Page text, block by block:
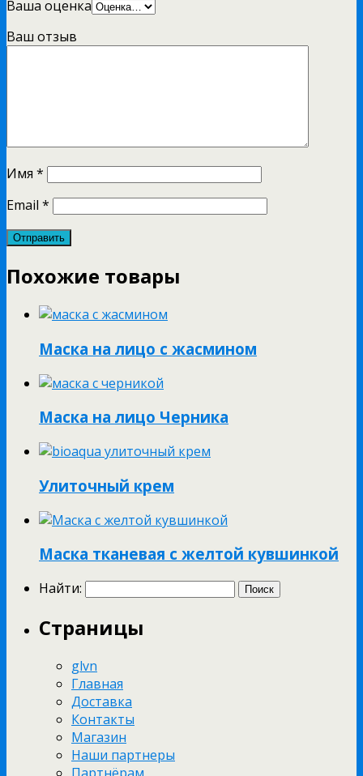
Ваша оценка
Ваш отзыв
Имя *
Email *
Похожие товары
Маска на лицо с жасмином
Маска на лицо Черника
Улиточный крем
Маска тканевая с желтой кувшинкой
Найти:
Страницы
glvn
Главная
Доставка
Контакты
Магазин
Наши партнеры